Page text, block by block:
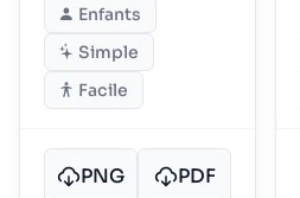
Enfants
Simple
Facile
PNG PDF